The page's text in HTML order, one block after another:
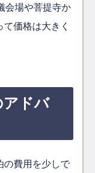
会場や菩提寺か
価格は大きく
ドバ
の費用を少しで